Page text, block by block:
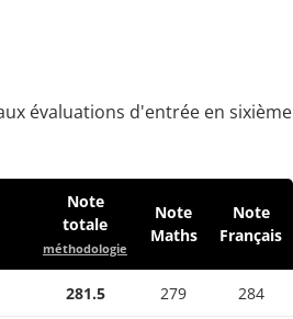
évaluations d'entrée en sixième
Note
totale
méthodologie
Note
Maths
Note
Français
281.5 279 284